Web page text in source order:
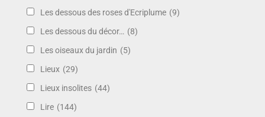
Les dessous des roses d'Ecriplume (9)
Les dessous du décor… (8)
Les oiseaux du jardin (5)
Lieux (29)
Lieux insolites (44)
Lire (144)